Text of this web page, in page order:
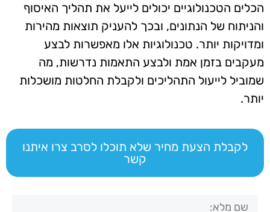
הכלים הטכנולוגיים יכולים לייעל את תהליך האיסוף
והניתוח של הנתונים, ובכך להעניק תוצאות מהירות
ומדויקות יותר. טכנולוגיות אלו מאפשרות לבצע
מעקבים בזמן אמת ולבצע התאמות נדרשות, מה
שמוביל לייעול התהליכים ולקבלת החלטות מושכלות
יותר.
לקבלת הצעת מחיר שלא תוכלו לסרב צרו איתנו
קשר